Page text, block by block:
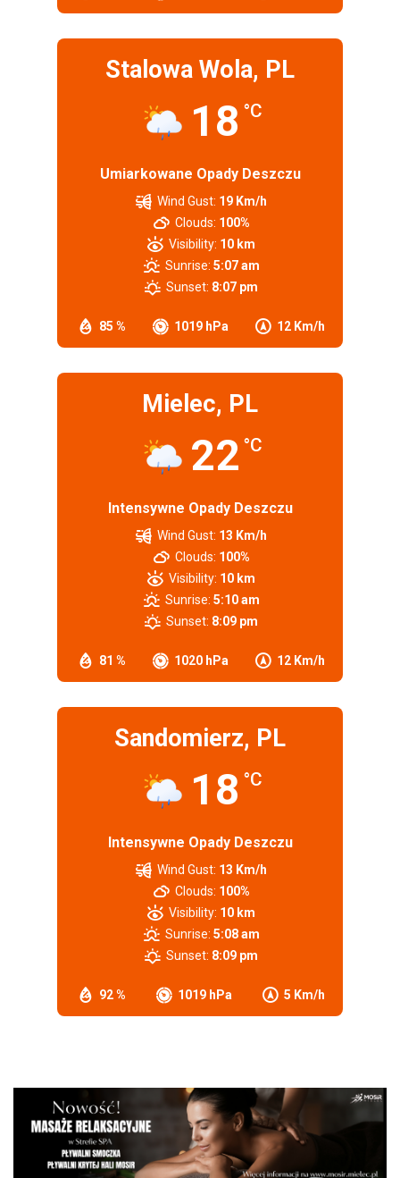
Stalowa Wola, PL
18 °C
Umiarkowane Opady Deszczu
85 % 1019 hPa 12 Km/h
Wind Gust: 19 Km/h
Clouds: 100%
Visibility: 10 km
Sunrise: 5:07 am
Sunset: 8:07 pm
Mielec, PL
22 °C
Intensywne Opady Deszczu
81 % 1020 hPa 12 Km/h
Wind Gust: 13 Km/h
Clouds: 100%
Visibility: 10 km
Sunrise: 5:10 am
Sunset: 8:09 pm
Sandomierz, PL
18 °C
Intensywne Opady Deszczu
92 % 1019 hPa 5 Km/h
Wind Gust: 13 Km/h
Clouds: 100%
Visibility: 10 km
Sunrise: 5:08 am
Sunset: 8:09 pm